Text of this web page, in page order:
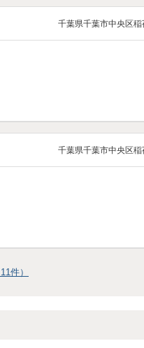
千葉県千葉市中央区稲
千葉県千葉市中央区稲
11件）